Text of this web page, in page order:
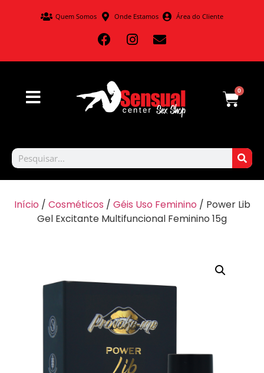
Quem Somos Onde Estamos Área do Cliente
0
Início / Cosméticos / Géis Uso Feminino / Power Lib
Gel Excitante Multifuncional Feminino 15g